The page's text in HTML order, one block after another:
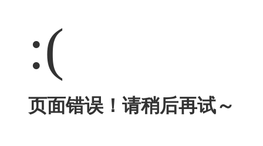
:(
页面错误！请稍后再试～